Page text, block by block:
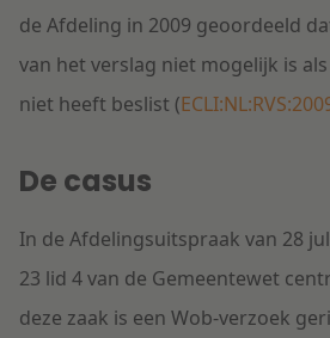
de Afdeling in 2009 geoordeeld
van het verslag niet mogelijk is
niet heeft beslist (
De casus
In de Afdelingsuitspraak van 28
23 lid 4 van de Gemeentewet
deze zaak is een Wob-verzoek